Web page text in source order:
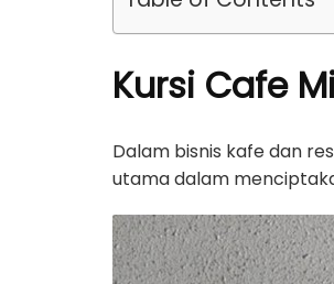
Kursi Cafe
Dalam bisnis kafe dan
utama dalam